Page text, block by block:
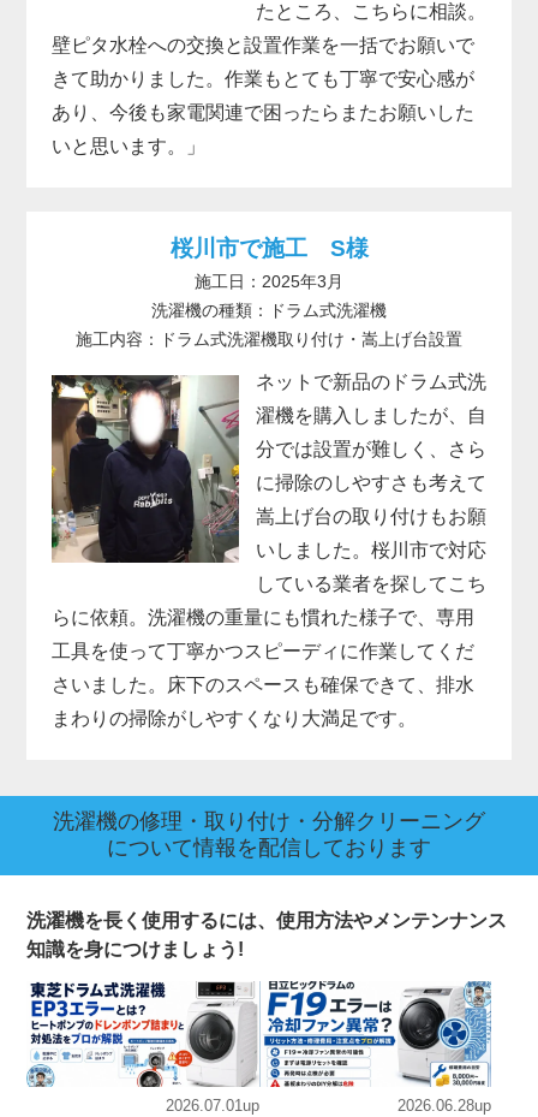
たところ、こちらに相談。
壁ピタ水栓への交換と設置作業を一括でお願いで
きて助かりました。作業もとても丁寧で安心感が
あり、今後も家電関連で困ったらまたお願いした
いと思います。」
桜川市で施工 S様
施工日：2025年3月
洗濯機の種類：ドラム式洗濯機
施工内容：ドラム式洗濯機取り付け・嵩上げ台設置
ネットで新品のドラム式洗
濯機を購入しましたが、自
分では設置が難しく、さら
に掃除のしやすさも考えて
嵩上げ台の取り付けもお願
いしました。桜川市で対応
している業者を探してこち
らに依頼。洗濯機の重量にも慣れた様子で、専用
工具を使って丁寧かつスピーディに作業してくだ
さいました。床下のスペースも確保できて、排水
まわりの掃除がしやすくなり大満足です。
洗濯機の修理・取り付け・分解クリーニング
について情報を配信しております
洗濯機を長く使用するには、使用方法やメンテンナンス
知識を身につけましょう!
2026.07.01up 2026.06.28up